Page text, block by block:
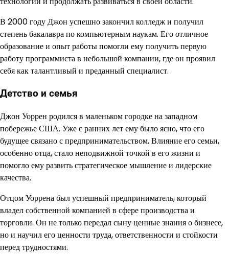
В 2000 году Джон успешно закончил колледж и получил
степень бакалавра по компьютерным наукам. Его отличное
образование и опыт работы помогли ему получить первую
работу программиста в небольшой компании, где он проявил
себя как талантливый и преданный специалист.
Детство и семья
Джон Уоррен родился в маленьком городке на западном
побережье США. Уже с ранних лет ему было ясно, что его
будущее связано с предпринимательством. Влияние его семьи,
особенно отца, стало неподвижной точкой в его жизни и
помогло ему развить стратегическое мышление и лидерские
качества.
Отцом Уоррена был успешный предприниматель, который
владел собственной компанией в сфере производства и
торговли. Он не только передал сыну ценные знания о бизнесе,
но и научил его ценности труда, ответственности и стойкости
перед трудностями.